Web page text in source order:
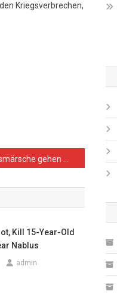
Kriegsverbrechen,
Kill 15-Year-Old
Nablus
admin